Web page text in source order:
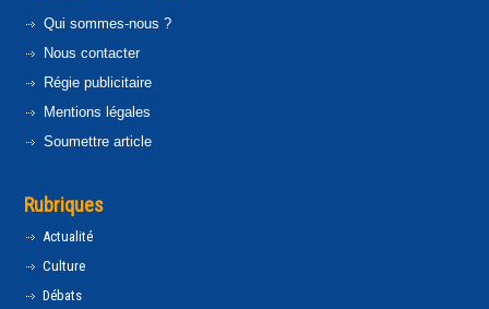
Qui sommes-nous ?
Nous contacter
Régie publicitaire
Mentions légales
Soumettre article
Rubriques
Actualité
Culture
Débats